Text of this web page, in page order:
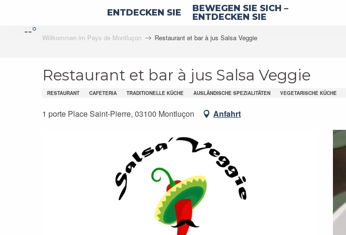
contenu--°
ENTDECKEN SIE
BEWEGEN SIE SICH –
ENTDECKEN SIE
Willkommen im Pays de Montluçon Restaurant et bar à jus Salsa Veggie
Restaurant et bar à jus Salsa Veggie
RESTAURANT CAFETERIA TRADITIONELLE KÜCHE AUSLÄNDISCHE SPEZIALITÄTEN VEGETARISCHE KÜCHE
1 porte Place Saint-Pierre, 03100 Montluçon Anfahrt